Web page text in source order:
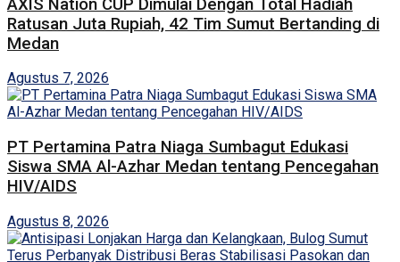
AXIS Nation CUP Dimulai Dengan Total Hadiah
Ratusan Juta Rupiah, 42 Tim Sumut Bertanding di
Medan
Agustus 7, 2026
PT Pertamina Patra Niaga Sumbagut Edukasi
Siswa SMA Al-Azhar Medan tentang Pencegahan
HIV/AIDS
Agustus 8, 2026